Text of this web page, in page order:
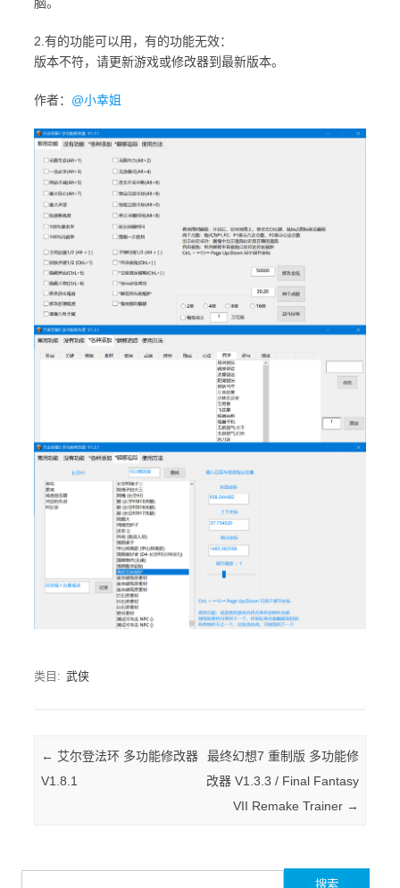
2.有的功能可以用，有的功能无效：
版本不符，请更新游戏或修改器到最新版本。
作者： @小幸姐
类目: 武侠
Post navigation
← 艾尔登法环 多功能修改器
V1.8.1
最终幻想7 重制版 多功能修
改器 V1.3.3 / Final Fantasy
VII Remake Trainer →